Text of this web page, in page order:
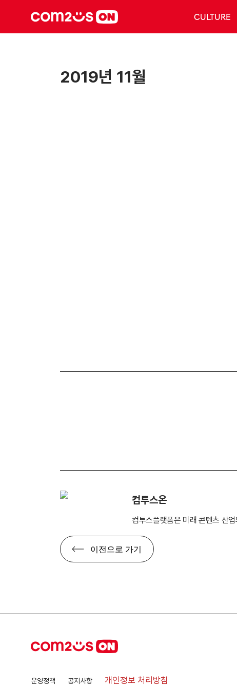
CULTURE
2019년 11월
컴투스온
컴투스플랫폼은 미래 콘텐츠 산
이전으로 가기
운영정책 공지사항 개인정보 처리방침